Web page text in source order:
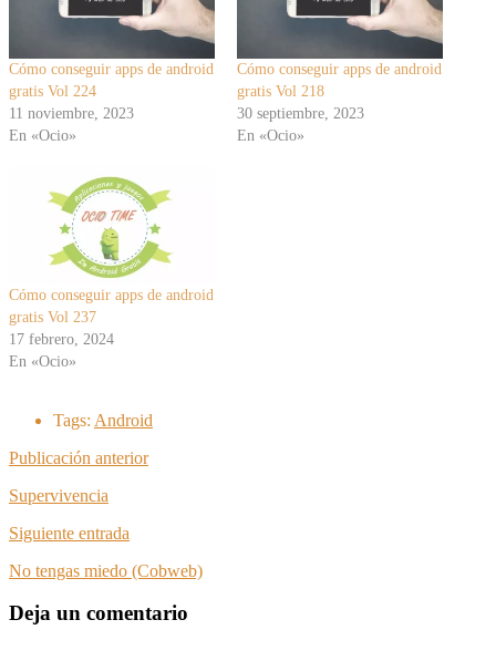
Cómo conseguir apps de android
gratis Vol 224
11 noviembre, 2023
En «Ocio»
Cómo conseguir apps de android
gratis Vol 218
30 septiembre, 2023
En «Ocio»
Cómo conseguir apps de android
gratis Vol 237
17 febrero, 2024
En «Ocio»
Tags: Android
Publicación anterior
Supervivencia
Siguiente entrada
No tengas miedo (Cobweb)
Deja un comentario